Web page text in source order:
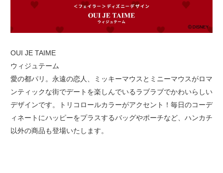
OUI JE TAIME
ウィジュテーム
愛の都パリ。永遠の恋人、ミッキーマウスとミニーマウスがロマ
ンティックな街でデートを楽しんでいるラブラブでかわいらしい
デザインです。トリコロールカラーがアクセント！毎日のコーデ
ィネートにハッピーをプラスするバッグやポーチなど、ハンカチ
以外の商品も登場いたします。